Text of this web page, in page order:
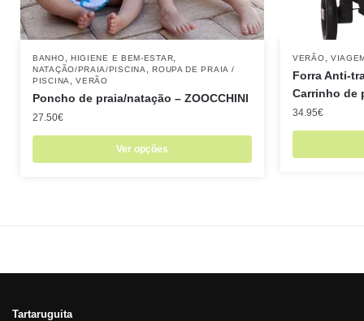
BANHO HIGIENE E BEM-ESTAR
NATAÇÃO/PRAIA/PISCINA ,ROUPA DE PRAIA /
PISCINA
,VERÃO
Poncho de praia/natação – ZOOCCHINI
27.50€
Ver opções
VERÃO
Forra Anti-
Carrinho de
34.95€
Tartaruguita